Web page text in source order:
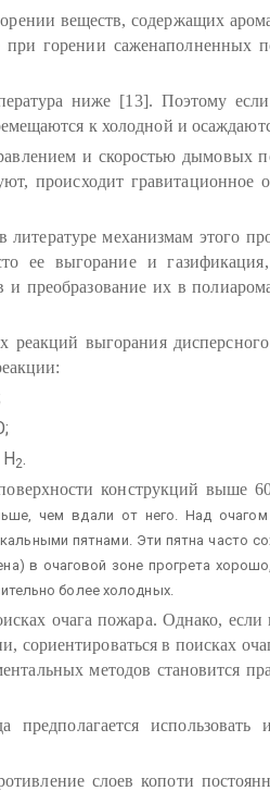
веществ, содержащих
горении саженаполненных
ниже [13]. Поэтому
к холодной и
и скоростью дымовых
происходит гравитационное
механизмам этого
ее выгорание и
преобразование их в
выгорания дисперсного
2
конструкций выше
чем вдали от него. Над
пятнами. Эти пятна часто
в очаговой зоне прогрета
более холодных.
очага пожара. Однако, если
сориентироваться в поисках
методов становится
использовать
слоев копоти